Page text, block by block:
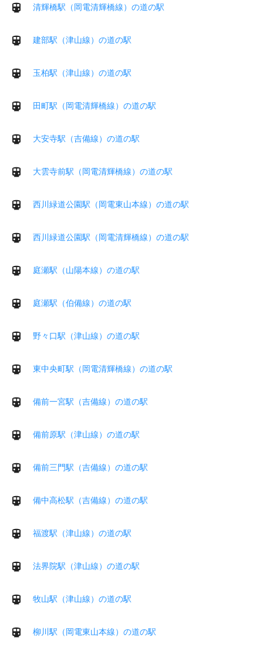
清輝橋駅（岡電清輝橋線）の道の駅
建部駅（津山線）の道の駅
玉柏駅（津山線）の道の駅
田町駅（岡電清輝橋線）の道の駅
大安寺駅（吉備線）の道の駅
大雲寺前駅（岡電清輝橋線）の道の駅
西川緑道公園駅（岡電東山本線）の道の駅
西川緑道公園駅（岡電清輝橋線）の道の駅
庭瀬駅（山陽本線）の道の駅
庭瀬駅（伯備線）の道の駅
野々口駅（津山線）の道の駅
東中央町駅（岡電清輝橋線）の道の駅
備前一宮駅（吉備線）の道の駅
備前原駅（津山線）の道の駅
備前三門駅（吉備線）の道の駅
備中高松駅（吉備線）の道の駅
福渡駅（津山線）の道の駅
法界院駅（津山線）の道の駅
牧山駅（津山線）の道の駅
柳川駅（岡電東山本線）の道の駅